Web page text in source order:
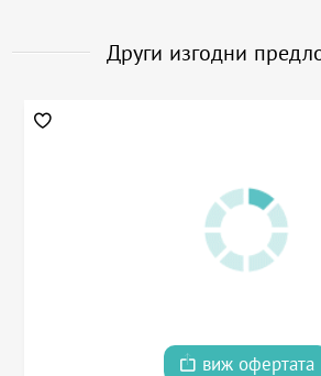
Други изгодни
виж офертата